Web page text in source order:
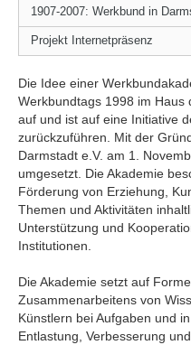
1907-2007: Werkbund in
Projekt Internetpräsenz
Die Idee einer
Werkbundtags 1998 im
auf und ist auf eine Initiative
zurückzuführen. Mit der
Darmstadt e.V. am 1.
umgesetzt. Die Akademie
Förderung von Erziehung,
Themen und Aktivitäten
Unterstützung und
Institutionen.
Die Akademie setzt auf
Zusammenarbeitens von
Künstlern bei Aufgaben und
Entlastung, Verbesserung